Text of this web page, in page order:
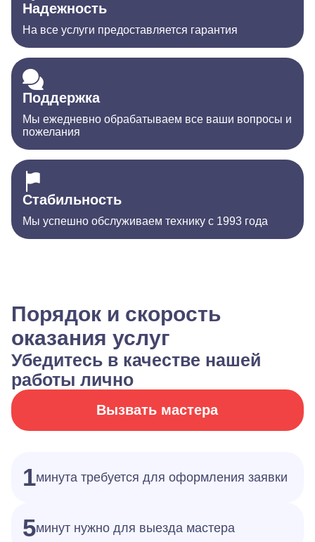
Надежность
На все услуги предоставляется гарантия
Поддержка
Мы ежедневно обрабатываем все ваши вопросы и
пожелания
Стабильность
Мы успешно обслуживаем технику с 1993 года
Порядок и скорость
оказания услуг
Убедитесь в качестве нашей
работы лично
Вызвать мастера
1минута требуется для оформления заявки
5минут нужно для выезда мастера